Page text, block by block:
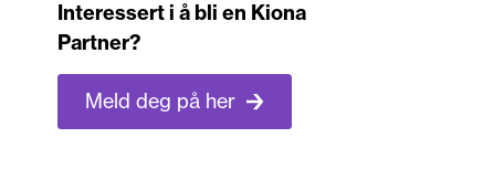
Interessert i å bli en Kiona
Partner?
Meld deg på her